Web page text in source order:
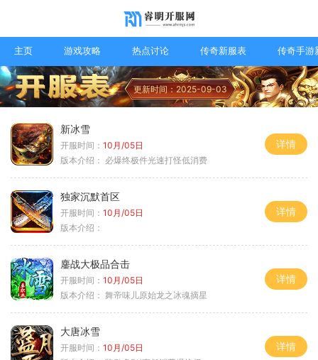
主页 游戏攻略 热点讨论 传奇新服表 传奇手游
更新时间：2025-09-03
新冰雪
开服时间： 10月/05日
版本介绍： 必爆终极件光速打怪低消费
详情
独家沉默首区
开服时间： 10月/05日
版本介绍：
详情
鏖战大极品合击
开服时间： 10月/05日
版本介绍： 舞帝味儿原始龙之冰魂摘星
详情
大唐冰雪
开服时间： 10月/05日
详情